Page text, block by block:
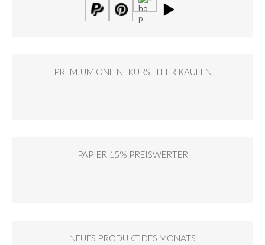
PREMIUM ONLINEKURSE HIER KAUFEN
PAPIER 15% PREISWERTER
NEUES PRODUKT DES MONATS